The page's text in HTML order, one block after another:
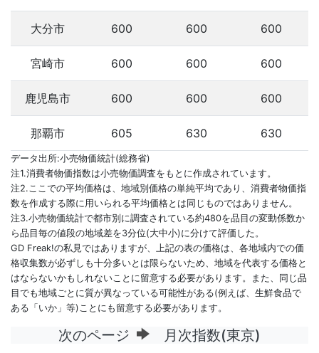
大分市 600 600 600
宮崎市 600 600 600
鹿児島市 600 600 600
那覇市 605 630 630
データ出所:小売物価統計(総務省)
注1.消費者物価指数は小売物価調査をもとに作成されています。
注2.ここでの平均価格は、地域別価格の単純平均であり、消費者物価指
数を作成する際に用いられる平均価格とは同じものではありません。
注3.小売物価統計で都市別に調査されている約480を品目の変動係数か
ら品目毎の値段の地域差を3分位(大中小)に分けて評価した。
GD Freak!の私見ではありますが、上記の表の価格は、各地域内での価
格収集数が必ずしも十分多いとは限らないため、地域を代表する価格と
はならないかもしれないことに留意する必要があります。また、同じ品
目でも地域ごとに質が異なっている可能性がある(例えば、生鮮食品で
ある「いか」等)ことにも留意する必要があります。
次のページ 月次指数(東京)